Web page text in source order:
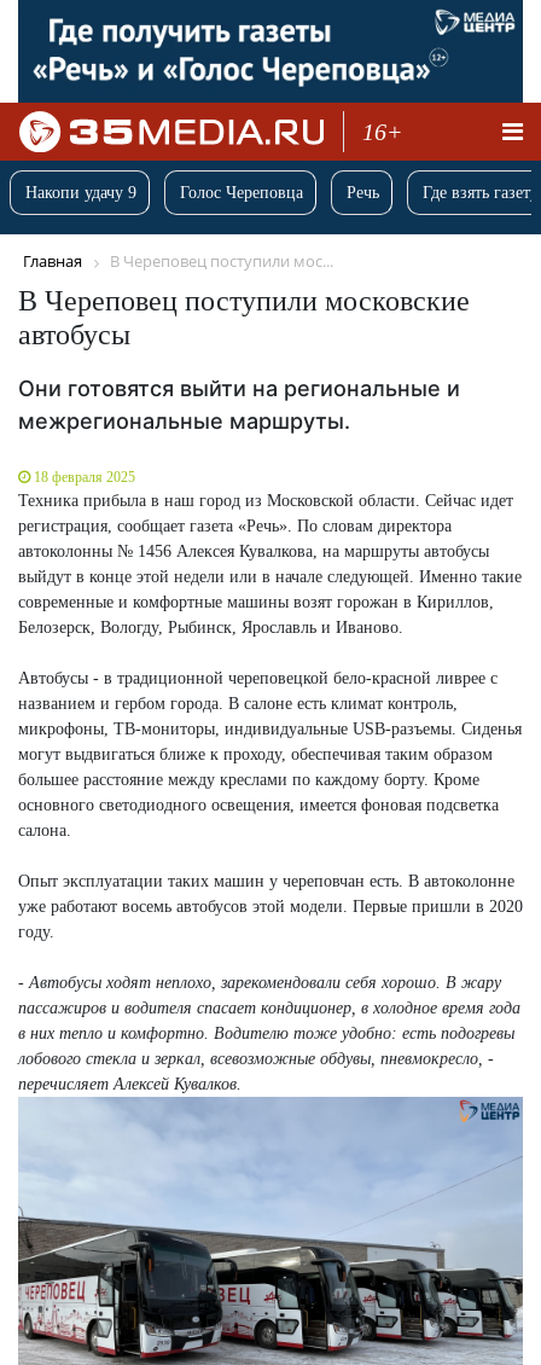
16+
Накопи удачу 9 Голос Череповца Речь Где взять
Главная В Череповец поступили мос...
В Череповец поступили московские
автобусы
Они готовятся выйти на региональные и
межрегиональные маршруты.
18 февраля 2025
Техника прибыла в наш город из Московской области. Сейчас идет
регистрация, сообщает газета «Речь». По словам директора
автоколонны № 1456 Алексея Кувалкова, на маршруты автобусы
выйдут в конце этой недели или в начале следующей. Именно такие
современные и комфортные машины возят горожан в Кириллов,
Белозерск, Вологду, Рыбинск, Ярославль и Иваново.
Автобусы - в традиционной череповецкой бело-красной ливрее с
названием и гербом города. В салоне есть климат контроль,
микрофоны, ТВ-мониторы, индивидуальные USB-разъемы. Сиденья
могут выдвигаться ближе к проходу, обеспечивая таким образом
большее расстояние между креслами по каждому борту. Кроме
основного светодиодного освещения, имеется фоновая подсветка
салона.
Опыт эксплуатации таких машин у череповчан есть. В автоколонне
уже работают восемь автобусов этой модели. Первые пришли в 2020
году.
- Автобусы ходят неплохо, зарекомендовали себя хорошо. В жару
пассажиров и водителя спасает кондиционер, в холодное время года
в них тепло и комфортно. Водителю тоже удобно: есть подогревы
лобового стекла и зеркал, всевозможные обдувы, пневмокресло, -
перечисляет Алексей Кувалков.